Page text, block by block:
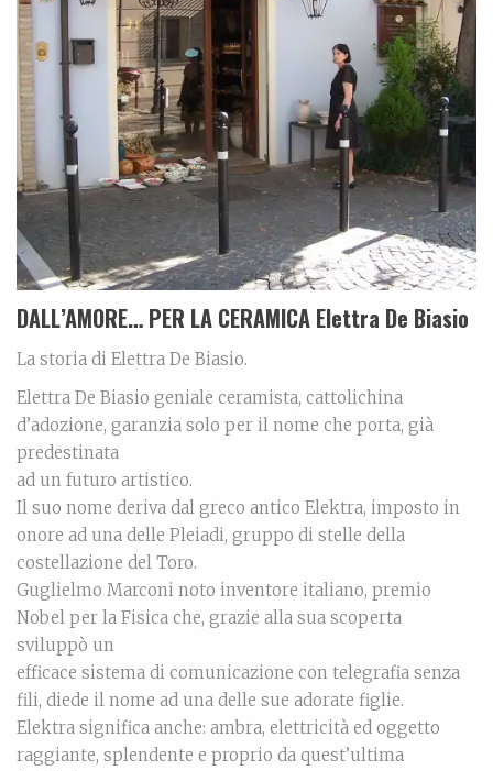
DALL’AMORE… PER LA CERAMICA Elettra De Biasio
La storia di Elettra De Biasio.
Elettra De Biasio geniale ceramista, cattolichina
d’adozione, garanzia solo per il nome che porta, già
predestinata
ad un futuro artistico.
Il suo nome deriva dal greco antico Elektra, imposto in
onore ad una delle Pleiadi, gruppo di stelle della
costellazione del Toro.
Guglielmo Marconi noto inventore italiano, premio
Nobel per la Fisica che, grazie alla sua scoperta
sviluppò un
efficace sistema di comunicazione con telegrafia senza
fili, diede il nome ad una delle sue adorate figlie.
Elektra significa anche: ambra, elettricità ed oggetto
raggiante, splendente e proprio da quest’ultima